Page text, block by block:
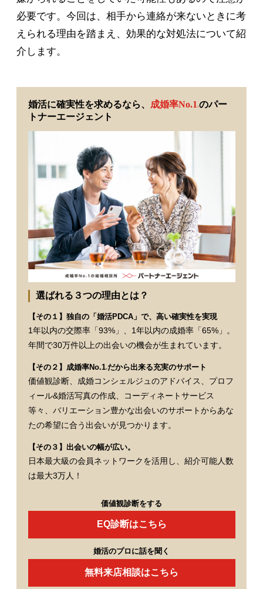
必要です。今回は、相手から連絡が来ないときに考
えられる理由を踏まえ、効果的な対処法について紹
介します。
婚活に確実性を求めるなら、 成婚率No.1 ※のパー
トナーエージェント
選ばれる３つの理由とは？
【その１】独自の「婚活PDCA」で、高い確実性を実現
1年以内の交際率「93%」、1年以内の成婚率「65%」。
年間で30万件以上の出会いの機会が生まれています。
【その２】成婚率No.1※だから出来る充実のサポート
価値観診断、成婚コンシェルジュのアドバイス、プロフ
ィール&婚活写真の作成、コーディネートサービス
等々、バリエーション豊かな出会いのサポートからあな
たの希望に合う出会いが見つかります。
【その３】出会いの幅が広い。
日本最大級の会員ネットワークを活用し、紹介可能人数
は最大3万人！
価値観診断をする
EQ診断はこちら
婚活のプロに話を聞く
無料来店相談はこちら